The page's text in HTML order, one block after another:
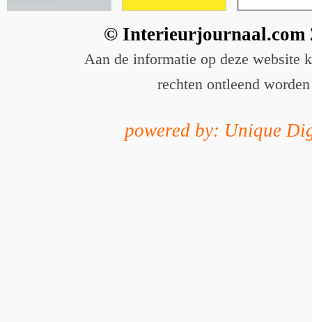
© Interieurjournaal.com
Aan de informatie op deze website
rechten ontleend worden
powered by: Unique